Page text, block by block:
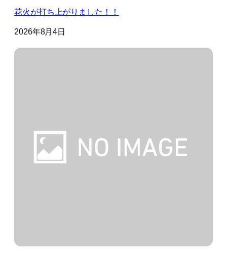
花火が打ち上がりました！！
2026年8月4日